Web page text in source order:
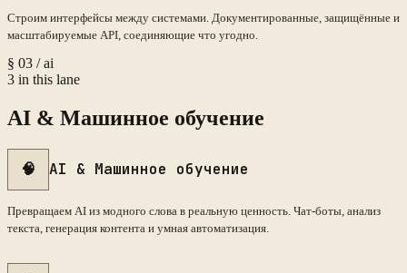
Строим интерфейсы между системами. Документированные, защищённые и
масштабируемые API, соединяющие что угодно.
§ 03 /ai
3 in this lane
AI & Машинное обучение
🧠 AI & Машинное обучение
Превращаем AI из модного слова в реальную ценность. Чат-боты, анализ
текста, генерация контента и умная автоматизация.